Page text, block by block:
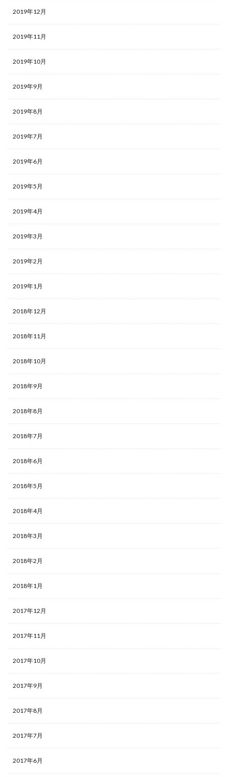
2019年12月
2019年11月
2019年10月
2019年9月
2019年8月
2019年7月
2019年6月
2019年5月
2019年4月
2019年3月
2019年2月
2019年1月
2018年12月
2018年11月
2018年10月
2018年9月
2018年8月
2018年7月
2018年6月
2018年5月
2018年4月
2018年3月
2018年2月
2018年1月
2017年12月
2017年11月
2017年10月
2017年9月
2017年8月
2017年7月
2017年6月